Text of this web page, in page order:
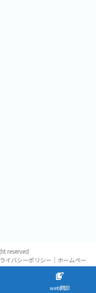
reserved
イバシーポリシー ｜ ホームペー
講演会の申込み
web問診